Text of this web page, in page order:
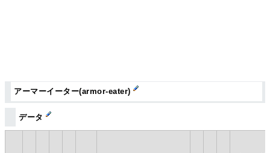
アーマーイーター(armor-eater)
データ